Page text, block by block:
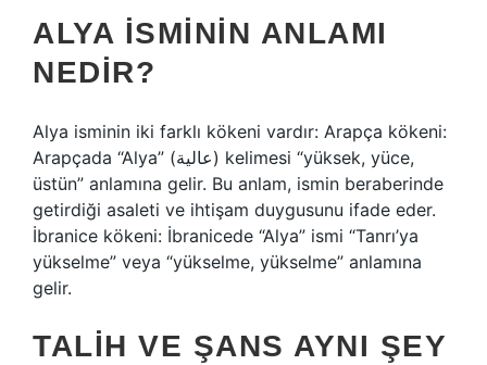
ALYA ISMININ ANLAMI
NEDIR?
Alya isminin iki farklı kökeni vardır: Arapça kökeni:
Arapçada “Alya” (عالية) kelimesi “yüksek, yüce,
üstün” anlamına gelir. Bu anlam, ismin beraberinde
getirdiği asaleti ve ihtişam duygusunu ifade eder.
İbranice kökeni: İbranicede “Alya” ismi “Tanrı’ya
yükselme” veya “yükselme, yükselme” anlamına
gelir.
TALIH VE ŞANS AYNI ŞEY